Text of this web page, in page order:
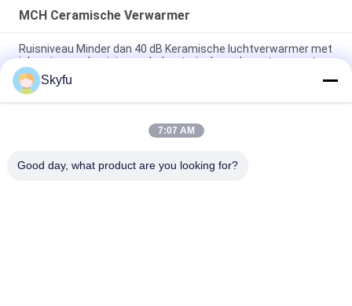
MCH Ceramische Verwarmer
Ruisniveau Minder dan 40 dB Keramische luchtverwarmer met
inbegrip van aluminium schelmateriaal voor hoge temperatuur
Keramische MCH-verwarmingselement met
oververhittingsbeveiliging en constante temperatuur voor
Skyfu
7:07 AM
Good day, what product are you looking for?